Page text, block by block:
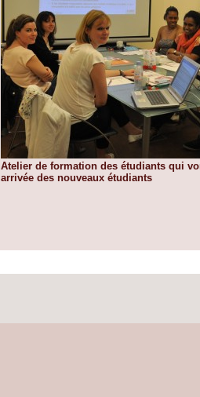
Atelier de formation des étudiants qui
arrivée des nouveaux étudiants